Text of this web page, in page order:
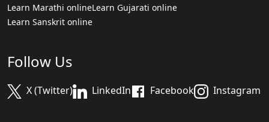
Learn Marathi onlineLearn Gujarati online
Learn Sanskrit online
Follow Us
X (Twitter) LinkedIn Facebook Instagram